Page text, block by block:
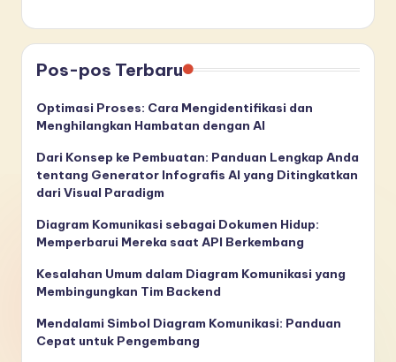
Pos-pos Terbaru
Optimasi Proses: Cara Mengidentifikasi dan
Menghilangkan Hambatan dengan AI
Dari Konsep ke Pembuatan: Panduan Lengkap Anda
tentang Generator Infografis AI yang Ditingkatkan
dari Visual Paradigm
Diagram Komunikasi sebagai Dokumen Hidup:
Memperbarui Mereka saat API Berkembang
Kesalahan Umum dalam Diagram Komunikasi yang
Membingungkan Tim Backend
Mendalami Simbol Diagram Komunikasi: Panduan
Cepat untuk Pengembang